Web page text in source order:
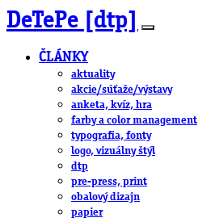
DeTePe [dtp]
ČLÁNKY
aktuality
akcie/súťaže/výstavy
anketa, kvíz, hra
farby a color management
typografia, fonty
logo, vizuálny štýl
dtp
pre-press, print
obalový dizajn
papier